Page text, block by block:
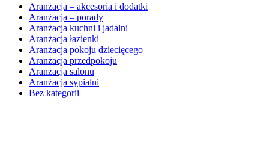
Aranżacja – akcesoria i dodatki
Aranżacja – porady
Aranżacja kuchni i jadalni
Aranżacja łazienki
Aranżacja pokoju dziecięcego
Aranżacja przedpokoju
Aranżacja salonu
Aranżacja sypialni
Bez kategorii